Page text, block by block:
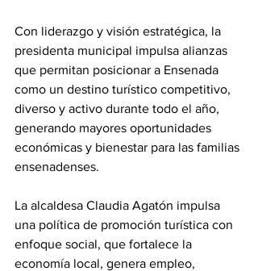
Con liderazgo y visión estratégica, la
presidenta municipal impulsa alianzas
que permitan posicionar a Ensenada
como un destino turístico competitivo,
diverso y activo durante todo el año,
generando mayores oportunidades
económicas y bienestar para las familias
ensenadenses.
La alcaldesa Claudia Agatón impulsa
una política de promoción turística con
enfoque social, que fortalece la
economía local, genera empleo,